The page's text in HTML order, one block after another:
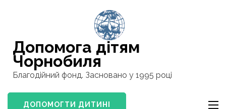
(нажмите
Enter)
Допомога дітям
Чорнобиля
Благодійний фонд. Засновано у 1995 році
ДОПОМОГТИ ДИТИНI